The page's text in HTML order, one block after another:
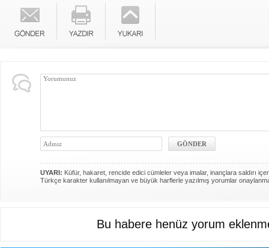
UYARI: Küfür, hakaret, rencide edici cümleler veya imalar, inançlara saldırı
Türkçe karakter kullanılmayan ve büyük harflerle yazılmış yorumlar
Bu habere henüz yorum